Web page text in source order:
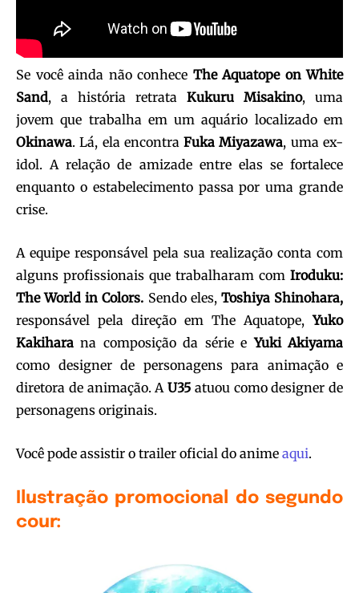
Se você ainda não conhece The Aquatope on White
Sand, a história retrata Kukuru Misakino, uma
jovem que trabalha em um aquário localizado em
Okinawa. Lá, ela encontraFuka Miyazawa, uma ex-
idol. A relação de amizade entre elas se fortalece
enquanto o estabelecimento passa por uma grande
crise.
A equipe responsável pela sua realização conta com
alguns profissionais que trabalharam com Iroduku:
The World in Colors. Sendo eles, Toshiya Shinohara,
responsável pela direção em The Aquatope, Yuko
Kakiharana composição da série e Yuki Akiyama
como designer de personagens para animação e
diretora de animação. A U35 atuou como designer de
personagens originais.
Você pode assistir o trailer oficial do anime aqui.
Ilustração promocional do segundo
cour: